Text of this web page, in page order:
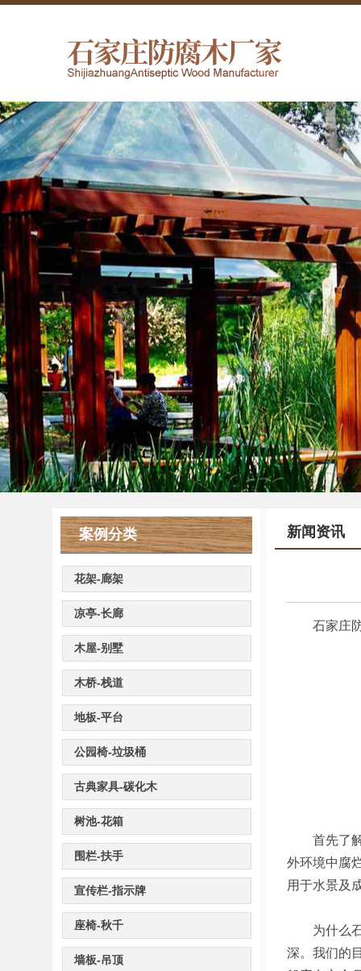
案例分类
花架-廊架
凉亭-长廊
木屋-别墅
木桥-栈道
地板-平台
公园椅-垃圾桶
古典家具-碳化木
树池-花箱
围栏-扶手
宣传栏-指示牌
座椅-秋千
墙板-吊顶
新闻资讯
石家庄防
首先了解
外环境中腐
用于水景及
为什么石
深。我们的